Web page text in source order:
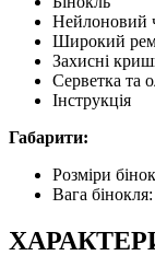
Нейлоновий
Широкий
Захисні
Серветка та
Інструкція
Габарити:
Розміри
Вага